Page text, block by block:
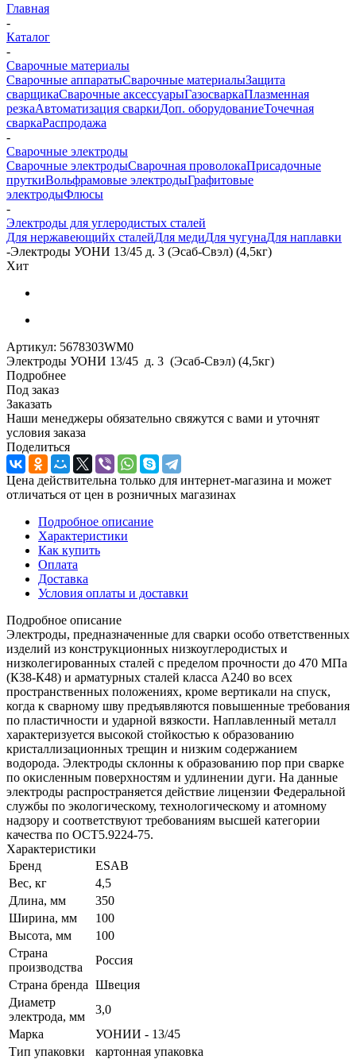
Главная
-
Каталог
-
Сварочные материалы
Сварочные аппаратыСварочные материалыЗащита
сварщикаСварочные аксессуарыГазосваркаПлазменная
резкаАвтоматизация сваркиДоп. оборудованиеТочечная
сваркаРаспродажа
-
Сварочные электроды
Сварочные электродыСварочная проволокаПрисадочные
пруткиВольфрамовые электродыГрафитовые
электродыФлюсы
-
Электроды для углеродистых сталей
Для нержавеющийх сталейДля медиДля чугунаДля наплавки
-Электроды УОНИ 13/45 д. 3 (Эсаб-Свэл) (4,5кг)
Хит
Артикул: 5678303WM0
Электроды УОНИ 13/45 д. 3 (Эсаб-Свэл) (4,5кг)
Подробнее
Под заказ
Заказать
Наши менеджеры обязательно свяжутся с вами и уточнят
условия заказа
Поделиться
Цена действительна только для интернет-магазина и может
отличаться от цен в розничных магазинах
Подробное описание
Характеристики
Как купить
Оплата
Доставка
Условия оплаты и доставки
Подробное описание
Электроды, предназначенные для сварки особо ответственных
изделий из конструкционных низкоуглеродистых и
низколегированных сталей с пределом прочности до 470 МПа
(К38-К48) и арматурных сталей класса А240 во всех
пространственных положениях, кроме вертикали на спуск,
когда к сварному шву предъявляются повышенные требования
по пластичности и ударной вязкости. Наплавленный металл
характеризуется высокой стойкостью к образованию
кристаллизационных трещин и низким содержанием
водорода. Электроды склонны к образованию пор при сварке
по окисленным поверхностям и удлинении дуги. На данные
электроды распространяется действие лицензии Федеральной
службы по экологическому, технологическому и атомному
надзору и соответствуют требованиям высшей категории
качества по ОСТ5.9224-75.
Характеристики
Бренд
ESAB
Вес, кг
4,5
Длина, мм
350
Ширина, мм
100
Высота, мм
100
Страна
производства
Россия
Страна бренда Швеция
Диаметр
электрода, мм
3,0
Марка
УОНИИ - 13/45
Тип упаковки
картонная упаковка